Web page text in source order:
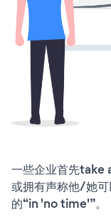
一些企业首先
或拥有声称他/她
的“in 'no time'”。